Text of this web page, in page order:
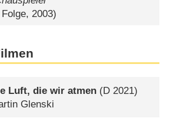
2003)
Luft, die wir atmen (D 2021)
Glenski